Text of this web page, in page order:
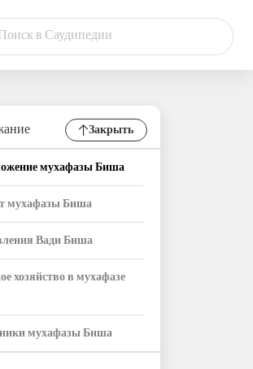
Закрыть
мухафазы Биша
мухафазы Биша
Вади Биша
хозяйство в мухафазе
мухафазы Биша